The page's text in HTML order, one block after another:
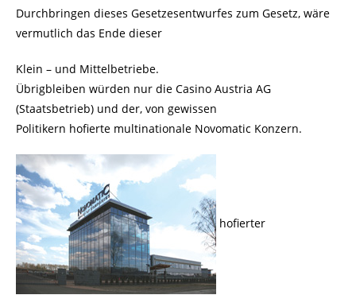
Durchbringen dieses Gesetzesentwurfes zum Gesetz, wäre
vermutlich das Ende dieser
Klein – und Mittelbetriebe.
Übrigbleiben würden nur die Casino Austria AG
(Staatsbetrieb) und der, von gewissen
Politikern hofierte multinationale Novomatic Konzern.
hofierter